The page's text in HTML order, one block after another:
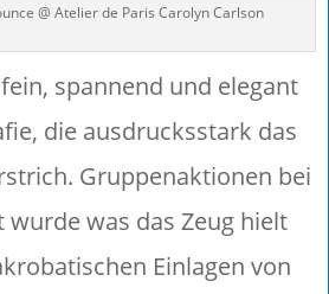
@ Atelier de Paris Carolyn Carlson
spannend und elegant
die ausdrucksstark das
Gruppenaktionen bei
was das Zeug hielt
Einlagen von